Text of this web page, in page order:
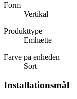
Form
Vertikal
Produkttype
Emhætte
Farve på enheden
Sort
Installationsmål